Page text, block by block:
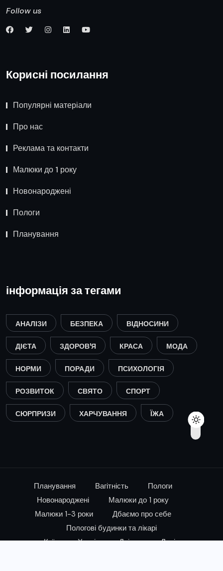
Follow us
Корисні посилання
Популярні матеріали
Про нас
Реклама та контакти
Малюки до 1 року
Новонароджені
Пологи
Планування
інформація за тегами
АНАЛІЗИ БЕЗПЕКА ВІДНОСИНИ
ДІЄТА ЗДОРОВ'Я КРАСА МОДА
НОРМИ ПОРАДИ ПСИХОЛОГІЯ
РОЗВИТОК СВЯТО СПОРТ
СЮРПРИЗИ ХАРЧУВАННЯ ЇЖА
Планування Вагітність
Пологи
Новонароджені
Малюки до 1 року
Малюки 1-3 роки
Дбаємо про себе
Пологові будинки та лікарі
Київ
Харків Дніпро Львів